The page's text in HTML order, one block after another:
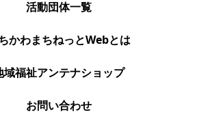
活動団体一覧
かわまちねっとWebとは
域福祉アンテナショップ
お問い合わせ